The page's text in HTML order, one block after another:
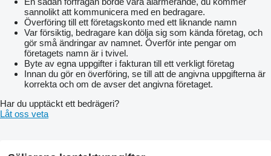
sannolikt att kommunicera med en bedragare.
Överföring till ett företagskonto med ett liknande namn
Var försiktig, bedragare kan dölja sig som kända företag, och
gör små ändringar av namnet. Överför inte pengar om
företagets namn är i tvivel.
Byte av egna uppgifter i fakturan till ett verkligt företag
Innan du gör en överföring, se till att de angivna uppgifterna är
korrekta och om de avser det angivna företaget.
Har du upptäckt ett bedrägeri?
Låt oss veta